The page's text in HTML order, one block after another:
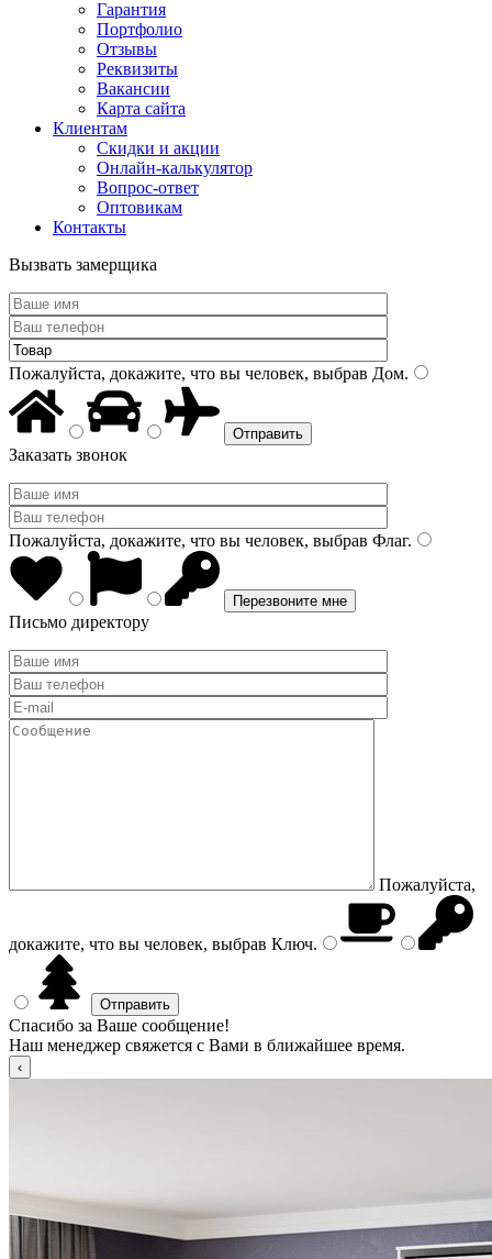
Гарантия
Портфолио
Отзывы
Реквизиты
Вакансии
Карта сайта
Клиентам
Скидки и акции
Онлайн-калькулятор
Вопрос-ответ
Оптовикам
Контакты
Вызвать замерщика
Пожалуйста, докажите, что вы человек, выбрав Дом.
Заказать звонок
Пожалуйста, докажите, что вы человек, выбрав Флаг.
Письмо директору
Пожалуйста,
докажите, что вы человек, выбрав Ключ.
Спасибо за Ваше сообщение!
Наш менеджер свяжется с Вами в ближайшее время.